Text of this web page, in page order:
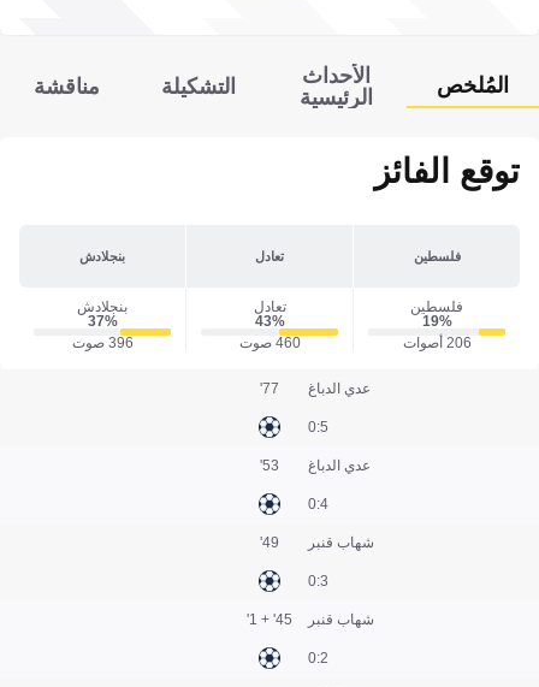
المُلخص
الأحداث
الرئيسية
التشكيلة مناقشة
توقع الفائز
فلسطين تعادل بنجلادش
فلسطين
19‎%‎
206 أصوات
تعادل
43‎%‎
460 صوت
بنجلادش
37‎%‎
396 صوت
عدي الدباغ
5:0
77'
عدي الدباغ
4:0
53'
شهاب قنبر
3:0
49'
شهاب قنبر
2:0
45' + 1'